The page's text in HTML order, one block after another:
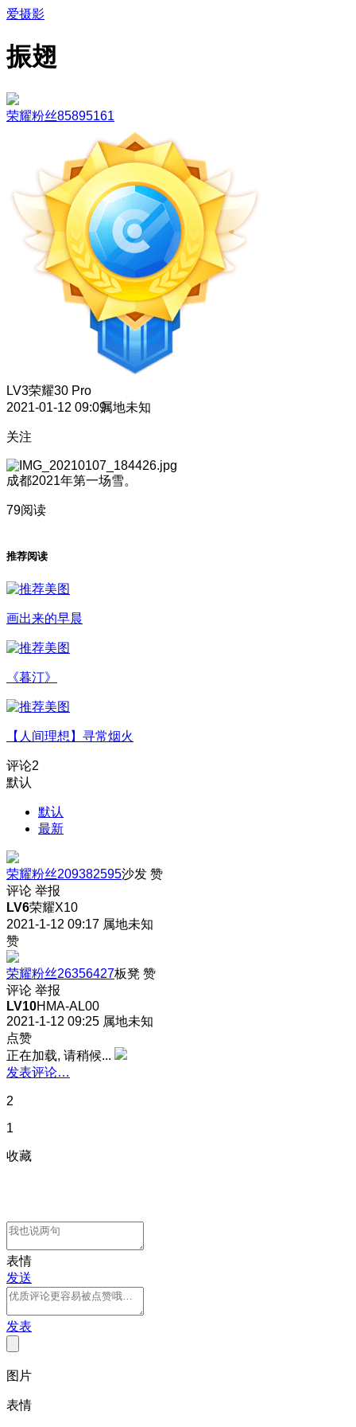
爱摄影
振翅
荣耀粉丝85895161
LV3荣耀30 Pro
2021-01-12 09:09属地未知
关注
成都2021年第一场雪。
79阅读
推荐阅读
画出来的早晨
《暮汀》
【人间理想】寻常烟火
评论2
默认
默认
最新
荣耀粉丝209382595沙发 赞
评论 举报
LV6荣耀X10
2021-1-12 09:17 属地未知
赞
荣耀粉丝26356427板凳 赞
评论 举报
LV10HMA-AL00
2021-1-12 09:25 属地未知
点赞
正在加载, 请稍候...
发表评论…
2
1
收藏
表情
发送
发表
图片
表情